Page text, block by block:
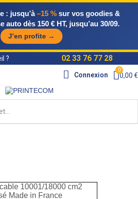
: jusqu’à–15 %sur vos goodies &
dès 150 € HT, jusqu’au 30/09.
J’en profite →
? 02 33 76 77 28
Connexion 0,00 €